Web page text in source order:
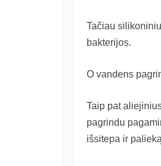
Tačiau
bakterijos.
O vandens
Taip pat
pagrindu
išsitepa ir